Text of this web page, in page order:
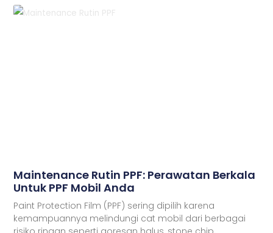
Maintenance Rutin PPF: Perawatan Berkala
Untuk PPF Mobil Anda
Paint Protection Film (PPF) sering dipilih karena
kemampuannya melindungi cat mobil dari berbagai